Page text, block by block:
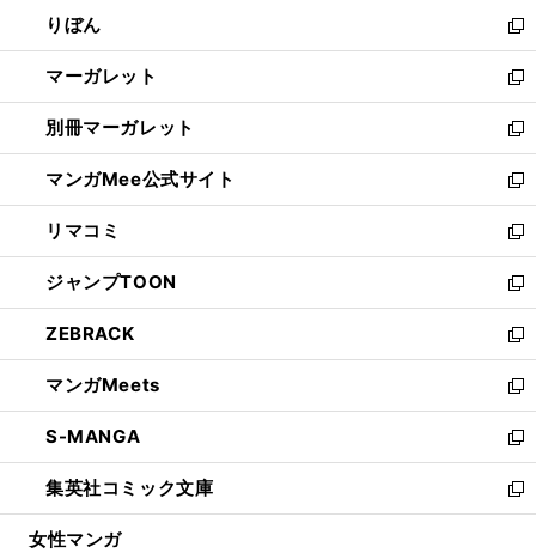
く
で
開
く
ド
ウ
で
開
く
ィ
ン
ド
ウ
で
開
く
りぼん
新
し
い
ウ
ィ
ン
ド
ウ
で
開
く
マーガレット
新
し
い
ウ
ィ
ン
ド
ウ
で
開
く
別冊マーガレット
新
し
い
ウ
ィ
ン
ド
ウ
で
開
く
マンガMee公式サイト
新
し
い
ウ
ィ
ン
ド
ウ
で
開
く
リマコミ
新
し
い
ウ
ィ
ン
ド
ウ
で
開
く
ジャンプTOON
新
し
い
ウ
ィ
ン
ド
ウ
で
開
ZEBRACK
新
し
い
ウ
ィ
ン
ド
ウ
マンガMeets
新
し
い
ウ
ィ
ン
S-MANGA
新
し
い
ウ
集英社コミック文庫
新
し
女性マンガ